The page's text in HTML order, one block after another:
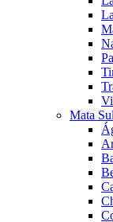
Mata Sul